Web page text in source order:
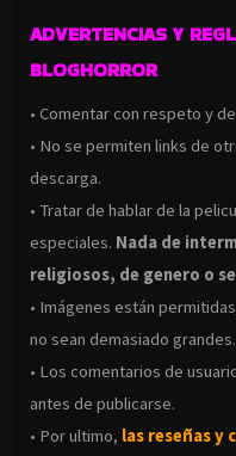
ADVERTENCIAS Y
BLOGHORROR
• Comentar con respeto y
• No se permiten links de
descarga.
• Tratar de hablar de la
especiales. Nada de
religiosos, de genero o
• Imágenes están
no sean demasiado grandes.
• Los comentarios de
antes de publicarse.
• Por ultimo, las reseñas y